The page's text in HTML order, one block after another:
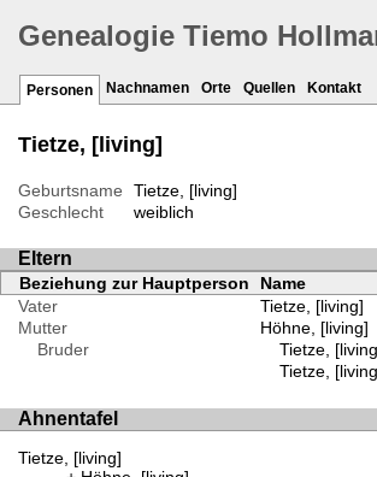
Genealogie Tiemo
Personen Nachnamen Orte Quellen Kontakt
Tietze, [living]
Geburtsname
Tietze, [living]
Geschlecht
weiblich
Eltern
Beziehung zur Hauptperson Name
Vater
Tietze, [living]
Mutter
Höhne, [living]
Bruder
Tietze,
Tietze,
Ahnentafel
Tietze, [living]